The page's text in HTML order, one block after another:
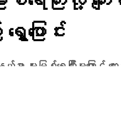
ြောင်း
းမြစ်ရေကြီးမှုကြောင့် ကျေ